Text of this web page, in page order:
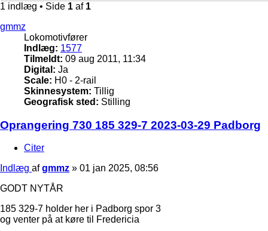
1 indlæg • Side 1 af 1
gmmz
Lokomotivfører
Indlæg: 1577
Tilmeldt: 09 aug 2011, 11:34
Digital: Ja
Scale: H0 - 2-rail
Skinnesystem: Tillig
Geografisk sted: Stilling
Oprangering 730 185 329-7 2023-03-29 Padborg
Citer
Indlæg afgmmz » 01 jan 2025, 08:56
GODT NYTÅR
185 329-7 holder her i Padborg spor 3
og venter på at køre til Fredericia